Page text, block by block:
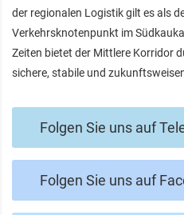
der regionalen Logistik gilt es als
Verkehrsknotenpunkt im
Zeiten bietet der Mittlere Korridor
sichere, stabile und
Folgen Sie uns auf
Folgen Sie uns auf